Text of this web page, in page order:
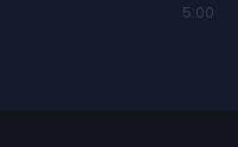
5:00